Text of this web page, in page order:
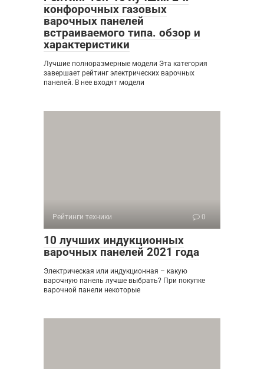
конфорочных газовых
варочных панелей
встраиваемого типа. обзор и
характеристики
Лучшие полноразмерные модели Эта категория
завершает рейтинг электрических варочных
панелей. В нее входят модели
Рейтинги техники 0
10 лучших индукционных
варочных панелей 2021 года
Электрическая или индукционная – какую
варочную панель лучше выбрать? При покупке
варочной панели некоторые